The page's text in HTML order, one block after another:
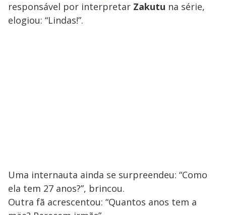
responsável por interpretar Zakutu na série,
elogiou: “Lindas!”.
Uma internauta ainda se surpreendeu: “Como
ela tem 27 anos?”, brincou.
Outra fã acrescentou: “Quantos anos tem a